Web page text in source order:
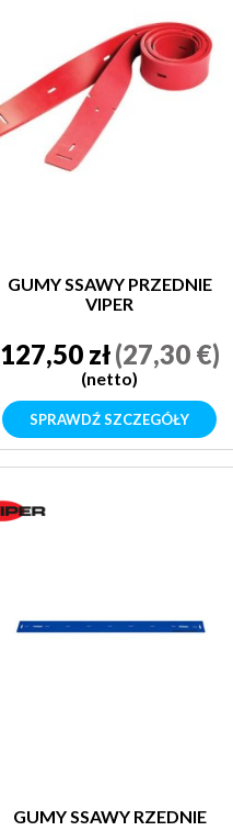
GUMY SSAWY PRZEDNIE
VIPER
127,50 zł(27,30 €)
(netto)
SPRAWDŹ SZCZEGÓŁY
GUMY SSAWY RZEDNIE